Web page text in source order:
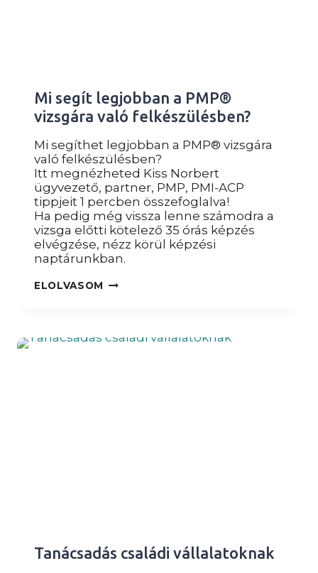
Mi segít legjobban a PMP®
vizsgára való felkészülésben?
Mi segíthet legjobban a PMP® vizsgára
való felkészülésben?
Itt megnézheted Kiss Norbert
ügyvezető, partner, PMP, PMI-ACP
tippjeit 1 percben összefoglalva!
Ha pedig még vissza lenne számodra a
vizsga előtti kötelező 35 órás képzés
elvégzése, nézz körül képzési
naptárunkban.
ELOLVASOM MI
VIZSGÁRA
Tanácsadás családi vállalatoknak